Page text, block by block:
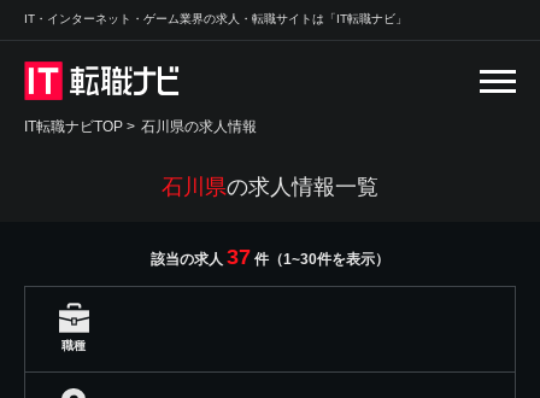
IT・インターネット・ゲーム業界の求人・転職サイトは「IT転職ナビ」
IT転職ナビTOP > 石川県の求人情報
石川県の求人情報一覧
該当の求人 37 件（1~30件を表示）
職種